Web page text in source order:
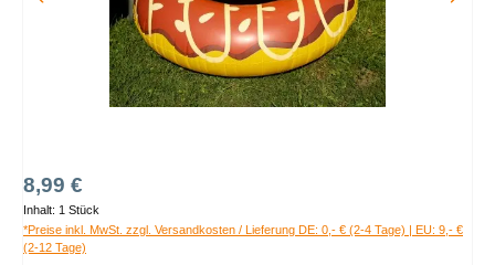
Regulärer Preis:
8,99 €
Inhalt: 1 Stück
*Preise inkl. MwSt. zzgl. Versandkosten / Lieferung DE: 0,- € (2-4 Tage) | EU: 9,- €
(2-12 Tage)